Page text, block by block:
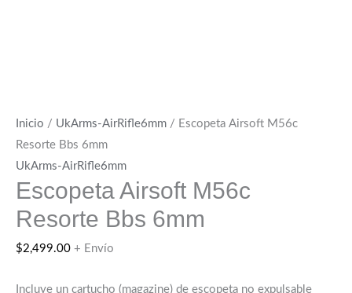
Inicio / UkArms-AirRifle6mm / Escopeta Airsoft M56c
Resorte Bbs 6mm
UkArms-AirRifle6mm
Escopeta Airsoft M56c
Resorte Bbs 6mm
$2,499.00 + Envío
Incluye un cartucho (magazine) de escopeta no expulsable